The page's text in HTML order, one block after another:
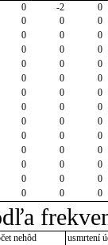
0 -2
0
0 0
0
0 0
0
0 0
0
0 0
0
0 0
0
0 0
0
0 0
0
0 0
0
0 0
0
0 0
0
0 0
0
0 0
0
0 0 0
nehôd
usmrtení